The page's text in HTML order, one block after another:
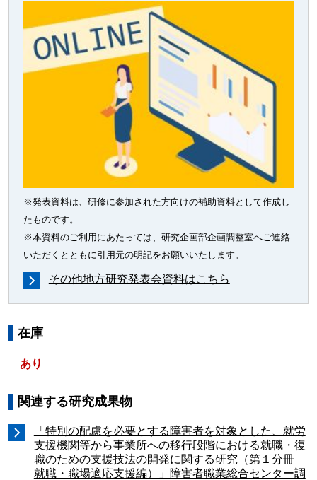
※発表資料は、研修に参加された方向けの補助資料として作成し
たものです。
※本資料のご利用にあたっては、研究企画部企画調整室へご連絡
いただくとともに引用元の明記をお願いいたします。
その他地方研究発表会資料はこちら
在庫
あり
関連する研究成果物
「特別の配慮を必要とする障害者を対象とした、就労
支援機関等から事業所への移行段階における就職・復
職のための支援技法の開発に関する研究（第１分冊
就職・職場適応支援編）」障害者職業総合センター調